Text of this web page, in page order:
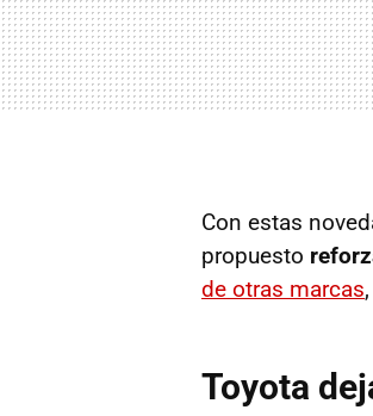
Con estas
propuesto
de otras marcas
Toyota